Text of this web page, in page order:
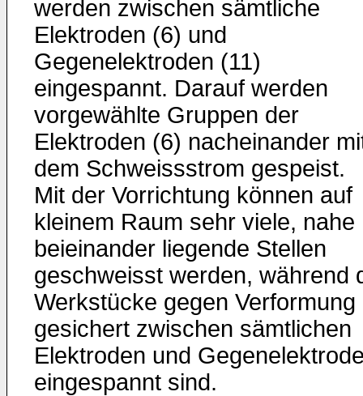
werden zwischen sämtliche
Elektroden (6) und
Gegenelektroden (11)
eingespannt. Darauf werden
vorgewählte Gruppen der
Elektroden (6) nacheinander
dem Schweissstrom gespeist.
Mit der Vorrichtung können auf
kleinem Raum sehr viele, nahe
beieinander liegende Stellen
geschweisst werden, während
Werkstücke gegen Verformung
gesichert zwischen sämtlichen
Elektroden und
eingespannt sind.